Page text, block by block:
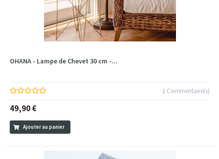
OHANA - Lampe de Chevet 30 cm -...
1 Commentaire(s)
49,90 €
Ajouter au panier